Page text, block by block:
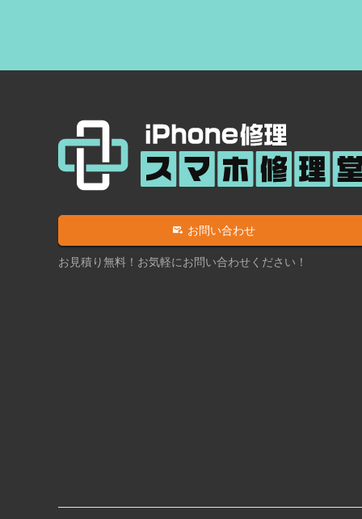
お問い合わせ
お見積り無料！お気軽にお問い合わせください！